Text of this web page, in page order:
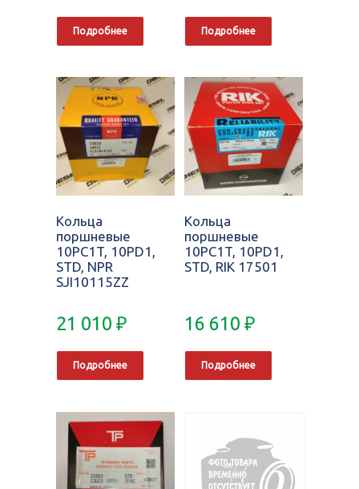
Подробнее Подробнее
Кольца
поршневые
10PC1T, 10PD1,
STD, NPR
SJI10115ZZ
21 010 ₽
Подробнее
Кольца
поршневые
10PC1T, 10PD1,
STD, RIK 17501
16 610₽
Подробнее